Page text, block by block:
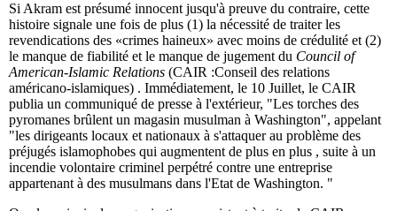
Si Akram est présumé innocent jusqu'à preuve du contraire, cette
histoire signale une fois de plus (1) la nécessité de traiter les
revendications des «crimes haineux» avec moins de crédulité et (2)
le manque de fiabilité et le manque de jugement du Council of
American-Islamic Relations (CAIR :Conseil des relations
américano-islamiques) . Immédiatement, le 10 Juillet, le CAIR
publia un communiqué de presse à l'extérieur, "Les torches des
pyromanes brûlent un magasin musulman à Washington", appelant
"les dirigeants locaux et nationaux à s'attaquer au problème des
préjugés islamophobes qui augmentent de plus en plus , suite à un
incendie volontaire criminel perpétré contre une entreprise
appartenant à des musulmans dans l'Etat de Washington. "